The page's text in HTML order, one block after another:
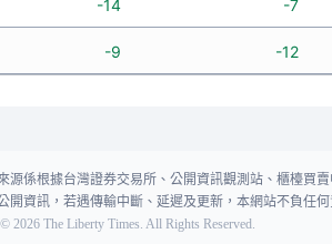
-14 -7
-9 -12
源係根據台灣證券交易所、公開資訊觀測站、櫃檯買
開資訊，若遇傳輸中斷、延遲及更新，本網站不負任
© 2026 The Liberty Times. All Rights Reserved.